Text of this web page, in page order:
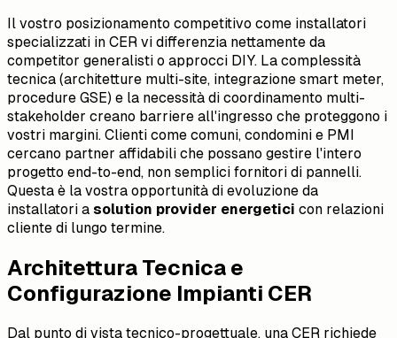
Il vostro posizionamento competitivo come installatori
specializzati in CER vi differenzia nettamente da
competitor generalisti o approcci DIY. La complessità
tecnica (architetture multi-site, integrazione smart meter,
procedure GSE) e la necessità di coordinamento multi-
stakeholder creano barriere all'ingresso che proteggono i
vostri margini. Clienti come comuni, condomini e PMI
cercano partner affidabili che possano gestire l'intero
progetto end-to-end, non semplici fornitori di pannelli.
Questa è la vostra opportunità di evoluzione da
installatori a solution provider energetici con relazioni
cliente di lungo termine.
Architettura Tecnica e
Configurazione Impianti CER
Dal punto di vista tecnico-progettuale, una CER richiede